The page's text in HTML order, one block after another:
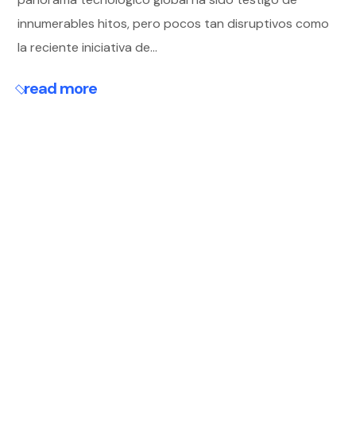
innumerables hitos, pero pocos tan disruptivos como
la reciente iniciativa de...
read more